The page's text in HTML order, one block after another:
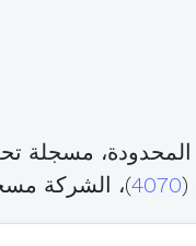
مسجلة
(
4070)، الشركة